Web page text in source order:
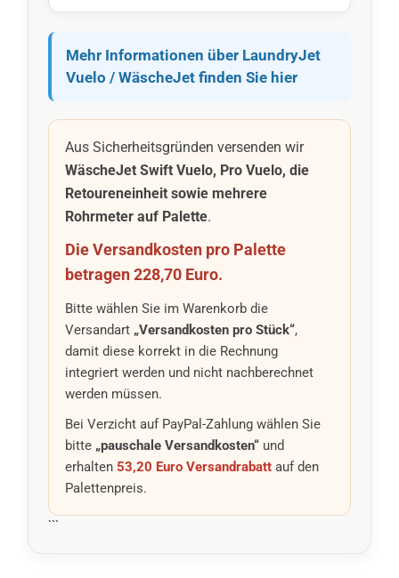
Mehr Informationen über LaundryJet
Vuelo / WäscheJet finden Sie hier
Aus Sicherheitsgründen versenden wir
WäscheJet Swift Vuelo, Pro Vuelo, die
Retoureneinheit sowie mehrere
Rohrmeter auf Palette.
Die Versandkosten pro Palette
betragen 228,70 Euro.
Bitte wählen Sie im Warenkorb die
Versandart „Versandkosten pro Stück“,
damit diese korrekt in die Rechnung
integriert werden und nicht nachberechnet
werden müssen.
Bei Verzicht auf PayPal-Zahlung wählen Sie
bitte „pauschale Versandkosten“ und
erhalten 53,20 Euro Versandrabatt auf den
Palettenpreis.
```